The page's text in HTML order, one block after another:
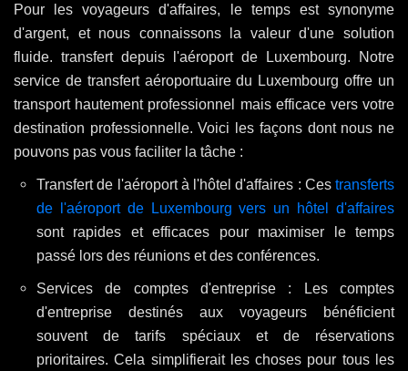
Pour les voyageurs d'affaires, le temps est synonyme
d'argent, et nous connaissons la valeur d'une solution
fluide. transfert depuis l'aéroport de Luxembourg. Notre
service de transfert aéroportuaire du Luxembourg offre un
transport hautement professionnel mais efficace vers votre
destination professionnelle. Voici les façons dont nous ne
pouvons pas vous faciliter la tâche :
Transfert de l'aéroport à l'hôtel d'affaires : Ces transferts
de l'aéroport de Luxembourg vers un hôtel d'affaires
sont rapides et efficaces pour maximiser le temps
passé lors des réunions et des conférences.
Services de comptes d'entreprise : Les comptes
d'entreprise destinés aux voyageurs bénéficient
souvent de tarifs spéciaux et de réservations
prioritaires. Cela simplifierait les choses pour tous les